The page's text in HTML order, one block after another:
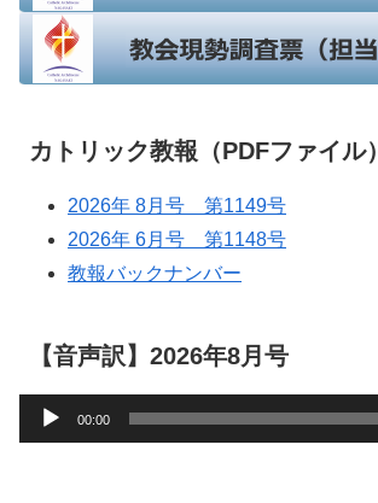
カトリック教報（PDFファイル）
2026年 8月号 第1149号
2026年 6月号 第1148号
教報バックナンバー
【音声訳】2026年8月号
声
00:00